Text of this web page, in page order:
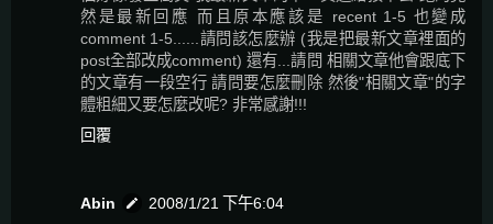
然是最新回應 而且原本應該是 recent 1-5 也變成
comment 1-5......請問該怎麼辦 (我是把最新文章裡面的
post全部改成comment) 還有...請問 相關文章他會跟底下
的文章有一段空行 請問要怎麼刪除 然後"相關文章"的字
體粗細又要怎麼改呢? 非常感謝!!!
回覆
Abin
2008/1/21 下午6:04